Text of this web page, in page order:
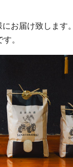
お届け致します。
。